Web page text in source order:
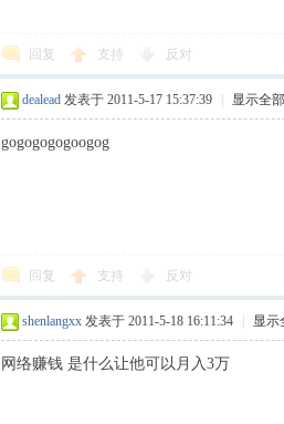
回复 支持 反对
dealead 发表于 2011-5-17 15:37:39 显示全
gogogogogoogog
回复 支持 反对
shenlangxx 发表于 2011-5-18 16:11:34 显示
网络赚钱 是什么让他可以月入3万